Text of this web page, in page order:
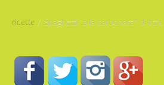
ricette / Spaghetti "alla carbonara" di tofu